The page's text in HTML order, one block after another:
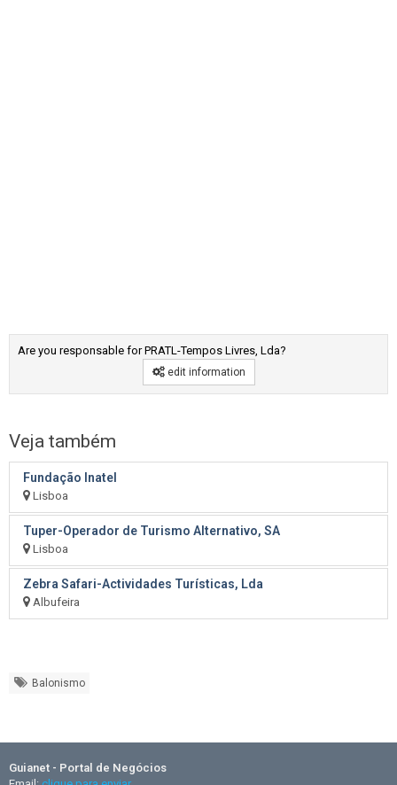
Are you responsable for PRATL-Tempos Livres, Lda?
edit information
Veja também
Fundação Inatel
Lisboa
Tuper-Operador de Turismo Alternativo, SA
Lisboa
Zebra Safari-Actividades Turísticas, Lda
Albufeira
Balonismo
Guianet - Portal de Negócios